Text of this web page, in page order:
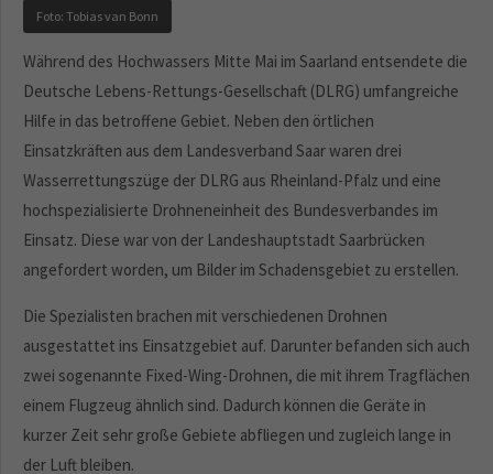
Foto: Tobias van Bonn
Während des Hochwassers Mitte Mai im Saarland entsendete die
Deutsche Lebens-Rettungs-Gesellschaft (DLRG) umfangreiche
Hilfe in das betroffene Gebiet. Neben den örtlichen
Einsatzkräften aus dem Landesverband Saar waren drei
Wasserrettungszüge der DLRG aus Rheinland-Pfalz und eine
hochspezialisierte Drohneneinheit des Bundesverbandes im
Einsatz. Diese war von der Landeshauptstadt Saarbrücken
angefordert worden, um Bilder im Schadensgebiet zu erstellen.
Die Spezialisten brachen mit verschiedenen Drohnen
ausgestattet ins Einsatzgebiet auf. Darunter befanden sich auch
zwei sogenannte Fixed-Wing-Drohnen, die mit ihrem Tragflächen
einem Flugzeug ähnlich sind. Dadurch können die Geräte in
kurzer Zeit sehr große Gebiete abfliegen und zugleich lange in
der Luft bleiben.